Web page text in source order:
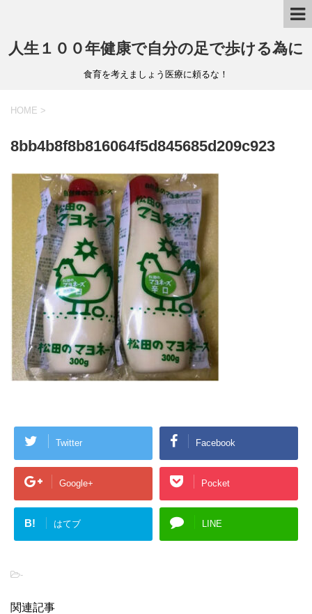
人生１００年健康で自分の足で歩ける為に
食育を考えましょう医療に頼るな！
HOME >
8bb4b8f8b816064f5d845685d209c923
Twitter Facebook
Google+ Pocket
B! はてブ LINE
-
関連記事